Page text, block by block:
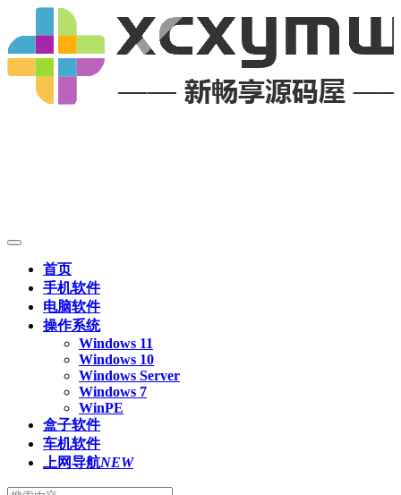
首页
手机软件
电脑软件
操作系统
Windows 11
Windows 10
Windows Server
Windows 7
WinPE
盒子软件
车机软件
上网导航NEW